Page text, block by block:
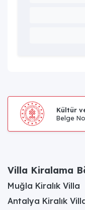
Kültür
Belge
Villa Kiralama
Muğla Kiralık Villa
Antalya Kiralık